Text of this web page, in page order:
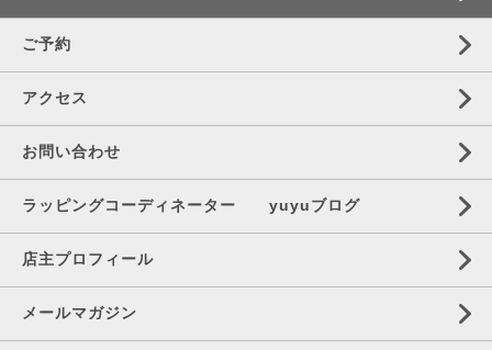
ご予約
アクセス
お問い合わせ
ラッピングコーディネーター yuyuブログ
店主プロフィール
メールマガジン